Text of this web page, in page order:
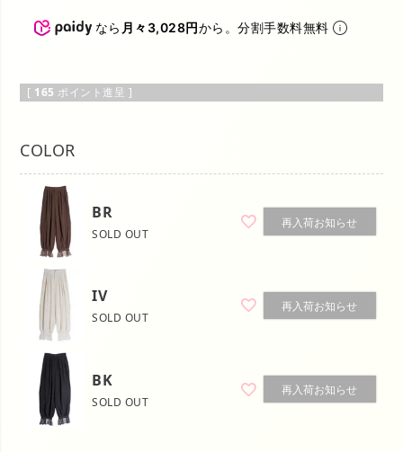
なら 月々3,028円から。分割手数料無料
[ 165 ポイント進呈 ]
COLOR
BR
SOLD OUT
再入荷お知らせ
IV
SOLD OUT
再入荷お知らせ
BK
SOLD OUT
再入荷お知らせ